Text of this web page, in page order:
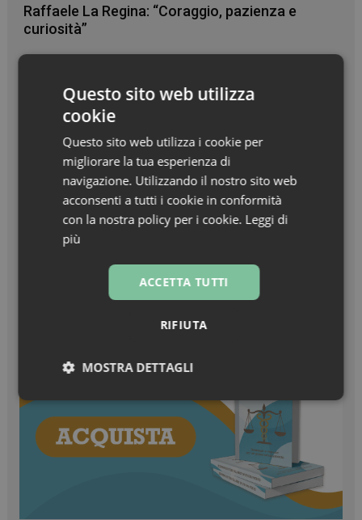
Raffaele La Regina: “Coraggio, pazienza e
curiosità”
Zanzare & West Nile virus, prevenzione prima di
Turisti stranieri in farmacia, come essere
sempre pronti all’accoglienza
Questo sito web utilizza
cookie
Questo sito web utilizza i cookie per
migliorare la tua esperienza di
navigazione. Utilizzando il nostro sito web
acconsenti a tutti i cookie in conformità
con la nostra policy per i cookie. Leggi di
più
ACCETTA TUTTI
RIFIUTA
MOSTRA DETTAGLI
Necessari Marketing
Non
classificati